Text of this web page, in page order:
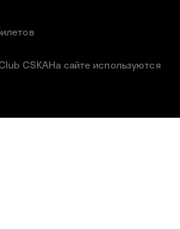
CSKAНа сайте используются